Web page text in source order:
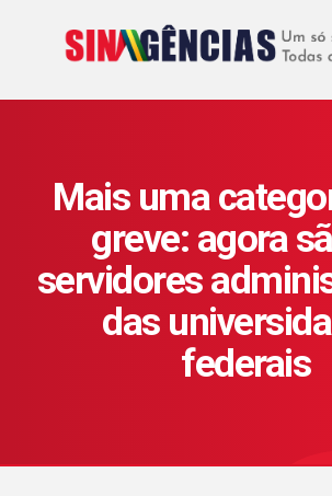
Mais uma
greve: agora
servidores
das
federais